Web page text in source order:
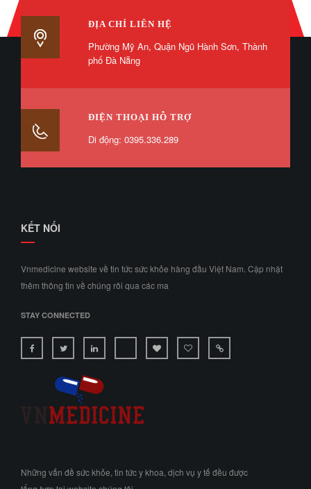
ĐỊA CHỈ LIÊN HỆ
Phường Mỹ An, Quận Ngũ Hành Sơn, Thành
phố Đà Nẵng
ĐIỆN THOẠI HỖ TRỢ
Di động: 0395.336.289
KẾT NỐI
Vnmedicine website về tin tức sức khỏe hàng đầu Việt Nam. Cập nhật
thêm thông tin về chúng rôi qua các ma
STAY CONNECTED
Những vấn đề sức khỏe, tin tức y khoa, dịch vụ y tế đều được